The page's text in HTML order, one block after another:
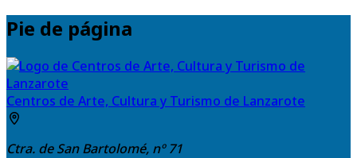
Pie de página
Centros de Arte, Cultura y Turismo de Lanzarote
Ctra. de San Bartolomé, nº 71